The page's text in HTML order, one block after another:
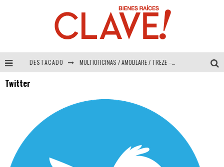
DESTACADO MULTIOFICINAS / AMOBLARE / TREZE – Especial Interiorismo & Decoración 2026
Twitter